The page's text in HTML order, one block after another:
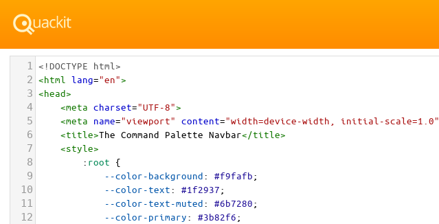
1 <!DOCTYPE html>
2 <html lang="en">
3 <head>
4 <meta charset="UTF-8">
5 <meta name="viewport" content="width=device-width, initial-scale=1.0"
6 <title>The Command Palette Navbar</title>
7 <style>
8 : root {
9 --color-background: #f9fafb;
10 --color-text: #1f2937;
11 --color-text-muted: #6b7280;
12 --color-primary: #3b82f6;